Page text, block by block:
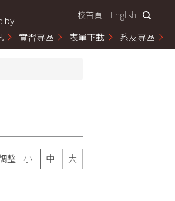
by
校首頁 English
實習專區 表單下載 系友專區
整 小 中 大